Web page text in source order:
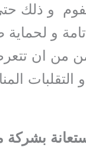
و ذلك
تامة و
من ان
و التقلبات